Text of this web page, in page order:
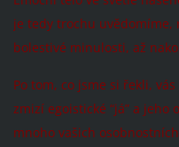
je tedy trochu uvědomíme,
bolestivé minulosti, až
Po tom, co jsme si řekli,
zmizí egoistické “já” a
mnoho vašich